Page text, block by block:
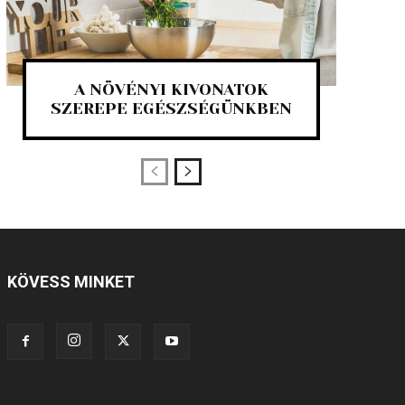
A NÖVÉNYI KIVONATOK
SZEREPE EGÉSZSÉGÜNKBEN
KÖVESS MINKET